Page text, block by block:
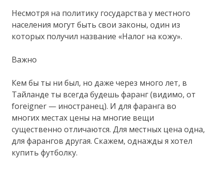
Несмотря на политику государства у местного
населения могут быть свои законы, один из
которых получил название «Налог на кожу».
Важно
Кем бы ты ни был, но даже через много лет, в
Тайланде ты всегда будешь фаранг (видимо, от
foreigner — иностранец). И для фаранга во
многих местах цены на многие вещи
существенно отличаются. Для местных цена одна,
для фарангов другая. Скажем, однажды я хотел
купить футболку.